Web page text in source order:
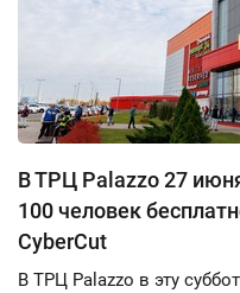
В ТРЦ Palazzo 27
100 человек
CyberCut
В ТРЦ Palazzo в эту